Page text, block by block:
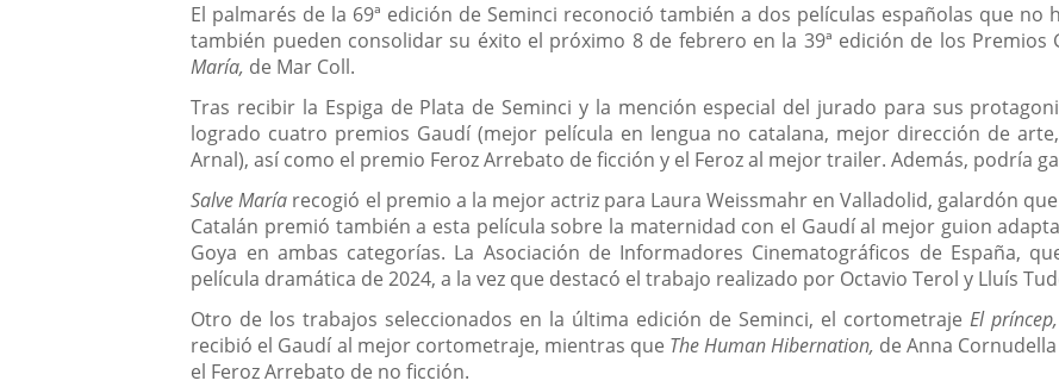
El palmarés de la 69ª edición de Seminci reconoció también a dos películas españolas que
también pueden consolidar su éxito el próximo 8 de febrero en la 39ª edición de los Premios
María, de Mar Coll.
Tras recibir la Espiga de Plata de Seminci y la mención especial del jurado para sus
logrado cuatro premios Gaudí (mejor película en lengua no catalana, mejor dirección de
Arnal), así como el premio Feroz Arrebato de ficción y el Feroz al mejor trailer. Además, podría
Salve María recogió el premio a la mejor actriz para Laura Weissmahr en Valladolid, galardón
Catalán premió también a esta película sobre la maternidad con el Gaudí al mejor guion
Goya en ambas categorías. La Asociación de Informadores Cinematográficos de España,
película dramática de 2024, a la vez que destacó el trabajo realizado por Octavio Terol y Lluís
Otro de los trabajos seleccionados en la última edición de Seminci, el cortometraje El príncep,
recibió el Gaudí al mejor cortometraje, mientras que The Human Hibernation, de Anna
el Feroz Arrebato de no ficción.